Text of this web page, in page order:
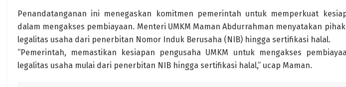
Penandatanganan ini menegaskan komitmen pemerintah untuk memperkuat
dalam mengakses pembiayaan. Menteri UMKM Maman Abdurrahman menyatakan
legalitas usaha dari penerbitan Nomor Induk Berusaha (NIB) hingga sertifikasi halal.
“Pemerintah, memastikan kesiapan pengusaha UMKM untuk mengakses
legalitas usaha mulai dari penerbitan NIB hingga sertifikasi halal,” ucap Maman.